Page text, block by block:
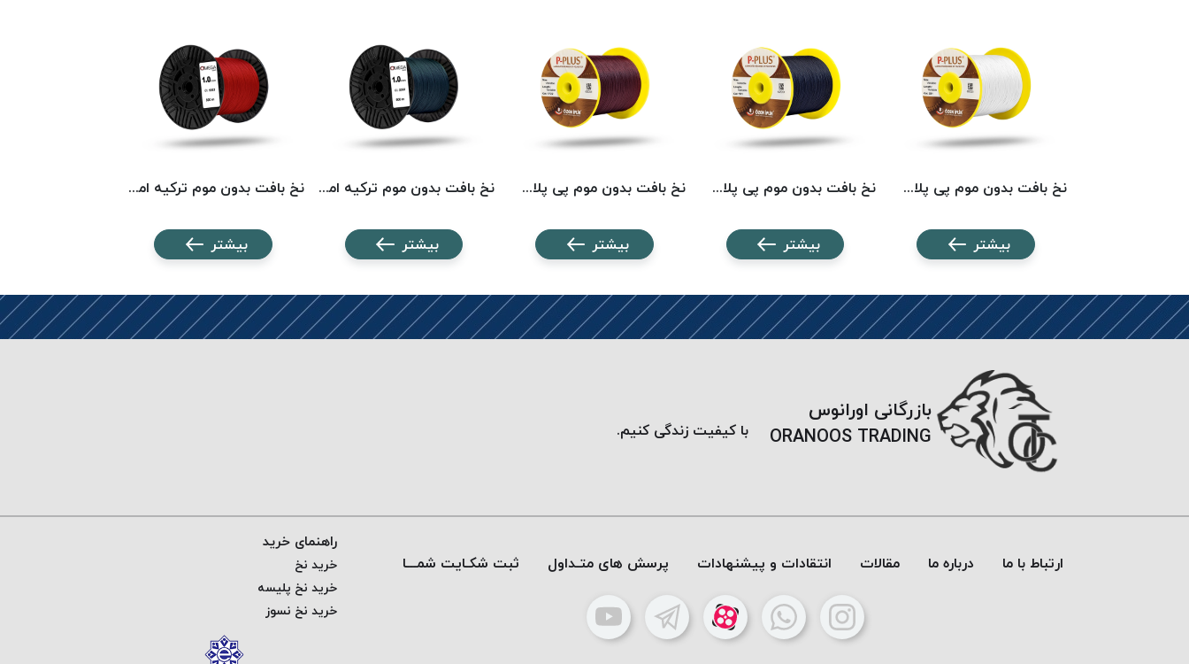
نخ بافت بدون موم پی پلاس کد 201 PPLUS
بیشتر
نخ بافت بدون موم پی پلاس کد 511 PPLUS
بیشتر
نخ بافت بدون موم پی پلاس کد 1722 PPLUS
بیشتر
نخ بافت بدون موم ترکیه امگا کد 5568 OMEGA
بیشتر
نخ بافت بدون موم ترکیه امگا کد 5023 OMEGA
بیشتر
بازرگانی اورانوس
ORANOOS TRADING
با کیفیت زندگی کنیم.
ارتباط با ما درباره ما مقالات انتقادات و پیشنهادات پرسش های متـداول ثبت شکـایت شمـــا
راهنمای خرید
خرید نخ
خرید نخ پلیسه
خرید نخ نسوز